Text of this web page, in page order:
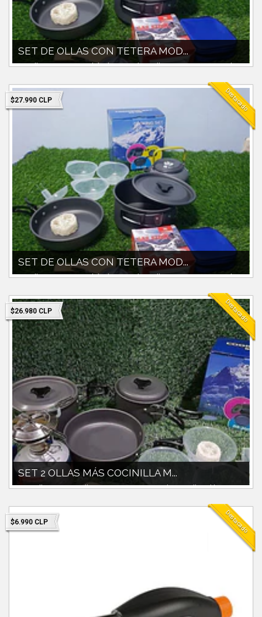
SET DE OLLAS CON TETERA MOD...
Set olla con tetera modelo ds-308Incluye olla con tapa 1700ccPaila y
$27.990 CLP Destacado
SET DE OLLAS CON TETERA MOD...
Set olla con tetera modelo ds-308Incluye olla con tapa 1700ccPaila y
$26.980 CLP Destacado
SET 2 OLLAS MÁS COCINILLA M...
* Set olla 1700cc + olla 900cc peso 560g * Paila y pocillos plásticos
$6.990 CLP Destacado